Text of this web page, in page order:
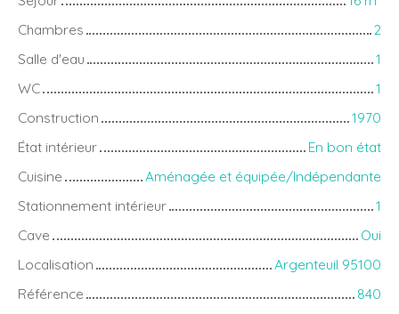
Chambres
2
Salle d'eau
1
WC
1
Construction
1970
État intérieur
En bon état
Cuisine
Aménagée et équipée/Indépendante
Stationnement intérieur
1
Cave
Oui
Localisation
Argenteuil 95100
Référence
840